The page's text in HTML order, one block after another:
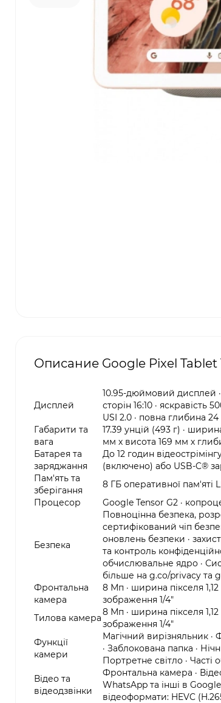
Описание Google Pixel Tablet
Дисплей
10.95-дюймовий дисплей ·
сторін 16:10 · яскравість
USI 2.0 · повна глибина 24
Габарити та
вага
17.39 унцій (493 г) ·
мм х висота 169 мм х
Батарея та
заряджання
До 12 годин
(включено) або USB-C®
Пам'ять та
зберігання
8 ГБ оперативної пам'яті
Процесор
Google Tensor G2 ·
Безпека
Повноцінна безпека,
сертифікований чіп
оновлень безпеки ·
та контроль
обчислювальне ядро ·
більше на g.co/privacy та
Фронтальна
камера
8 Мп · ширина пікселя
зображення 1/4"
Тилова камера
8 Мп · ширина пікселя
зображення 1/4"
Функції
камери
Магічний вирізняльник ·
· Заблокована папка ·
Портретне світло ·
Відео та
відеодзвінки
Фронтальна камера ·
WhatsApp та інші в
відеоформати: HEVC